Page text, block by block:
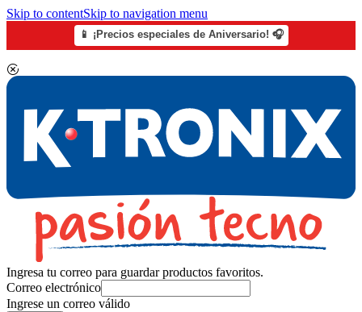
Skip to contentSkip to navigation menu
📱 ¡Precios especiales de Aniversario! 🎧
Ingresa tu correo para guardar productos favoritos.
Correo electrónico
Ingrese un correo válido